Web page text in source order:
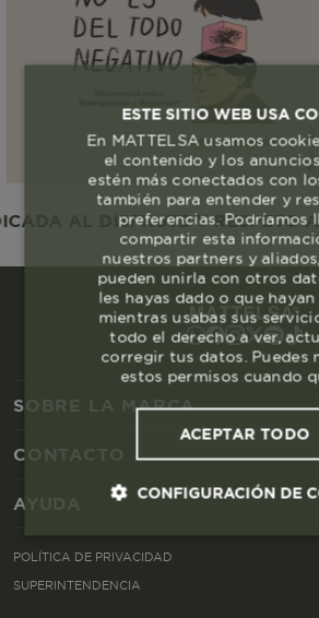
AL DISFRUTE Y
SOBRE LA MARCA
CONTACTO
AYUDA
POLÍTICA DE PRIVACIDAD
SUPERINTENDENCIA
ESTE SITIO WEB USA
En MATTELSA usamos
el contenido y los
estén más conectados con
también para entender y
preferencias. Podríamos
compartir esta
nuestros partners y
pueden unirla con otros
les hayas dado o que
mientras usabas sus
todo el derecho a ver,
corregir tus datos. Puedes
estos permisos cuando
ACEPTAR TODO
CONFIGURACIÓN DE
Cookies esenciales y